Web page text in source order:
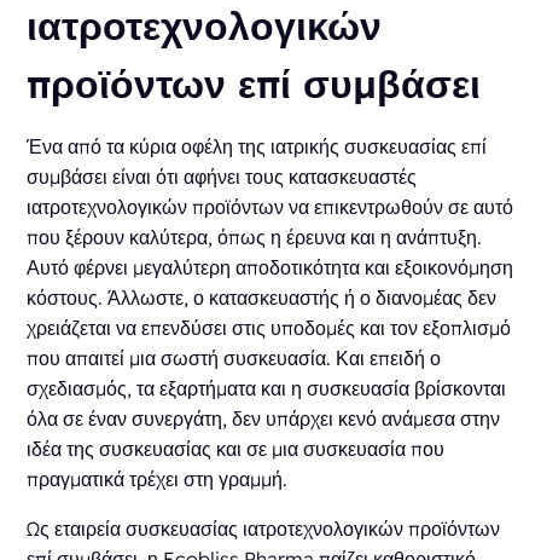
ιατροτεχνολογικών
προϊόντων επί συμβάσει
Ένα από τα κύρια οφέλη της ιατρικής συσκευασίας επί
συμβάσει είναι ότι αφήνει τους κατασκευαστές
ιατροτεχνολογικών προϊόντων να επικεντρωθούν σε αυτό
που ξέρουν καλύτερα, όπως η έρευνα και η ανάπτυξη.
Αυτό φέρνει μεγαλύτερη αποδοτικότητα και εξοικονόμηση
κόστους. Άλλωστε, ο κατασκευαστής ή ο διανομέας δεν
χρειάζεται να επενδύσει στις υποδομές και τον εξοπλισμό
που απαιτεί μια σωστή συσκευασία. Και επειδή ο
σχεδιασμός, τα εξαρτήματα και η συσκευασία βρίσκονται
όλα σε έναν συνεργάτη, δεν υπάρχει κενό ανάμεσα στην
ιδέα της συσκευασίας και σε μια συσκευασία που
πραγματικά τρέχει στη γραμμή.
Ως εταιρεία συσκευασίας ιατροτεχνολογικών προϊόντων